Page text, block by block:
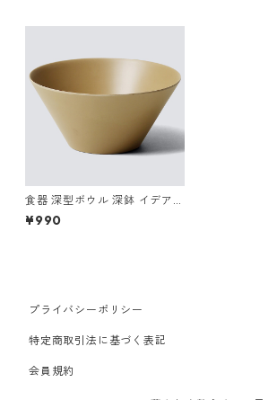
食器 深型ボウル 深鉢 イデアコ
ウスモノ ボウル ideaco Table
ware usumono bowl ソイル
¥990
プライバシーポリシー
特定商取引法に基づく表記
会員規約